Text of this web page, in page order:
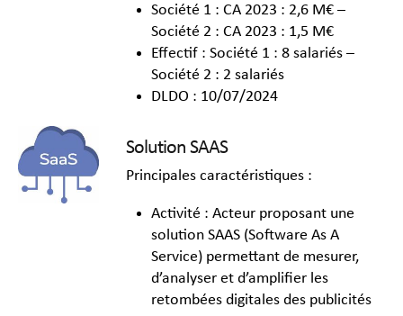
Société 1 : CA 2023 : 2,6 M€ –
Société 2 : CA 2023 : 1,5 M€
Effectif : Société 1 : 8 salariés –
Société 2 : 2 salariés
DLDO : 10/07/2024
Solution SAAS
Principales caractéristiques :
Activité : Acteur proposant une
solution SAAS (Software As A
Service) permettant de mesurer,
d’analyser et d’amplifier les
retombées digitales des publicités